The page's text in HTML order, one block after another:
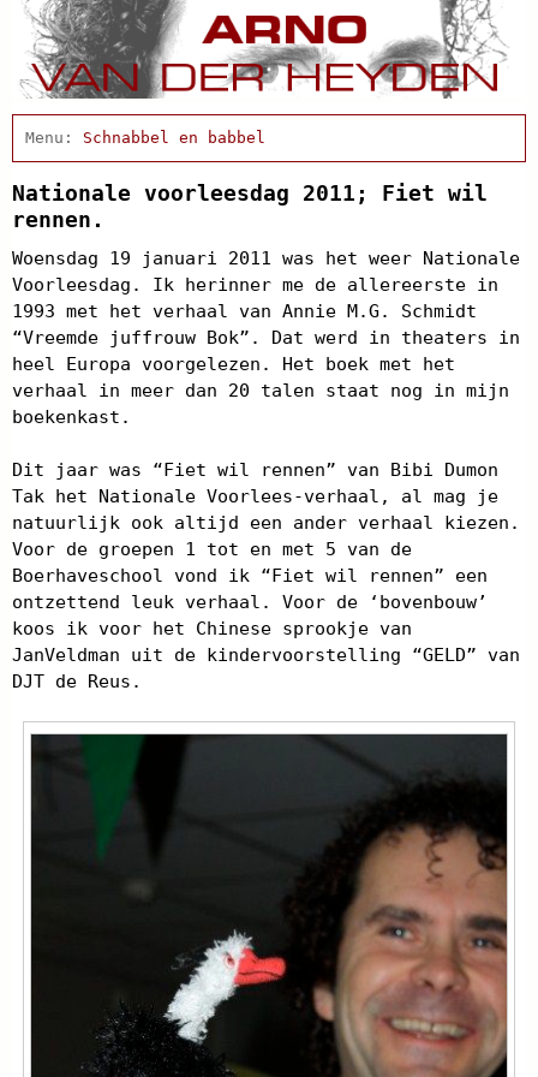
Home
Afscheidsbijeenkomst
Condoleance
Actueel
Cabaret
Clips
Discografie
Projecten
Schnabbel en babbel
Biografie
Agenda
In de pers
Contact
Nationale voorleesdag 2011; Fiet wil
rennen.
Woensdag 19 januari 2011 was het weer Nationale
Voorleesdag. Ik herinner me de allereerste in
1993 met het verhaal van Annie M.G. Schmidt
“Vreemde juffrouw Bok”. Dat werd in theaters in
heel Europa voorgelezen. Het boek met het
verhaal in meer dan 20 talen staat nog in mijn
boekenkast.
Dit jaar was “Fiet wil rennen” van Bibi Dumon
Tak het Nationale Voorlees-verhaal, al mag je
natuurlijk ook altijd een ander verhaal kiezen.
Voor de groepen 1 tot en met 5 van de
Boerhaveschool vond ik “Fiet wil rennen” een
ontzettend leuk verhaal. Voor de ‘bovenbouw’
koos ik voor het Chinese sprookje van
JanVeldman uit de kindervoorstelling “GELD” van
DJT de Reus.